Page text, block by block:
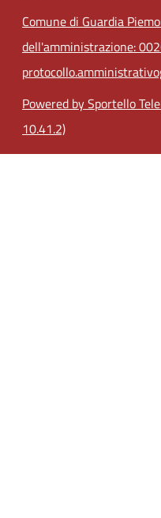
Comune di Guardia
dell'amministrazione:
Powered by Sportello
10.41.2)